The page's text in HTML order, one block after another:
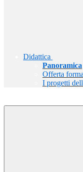
Didattica
Panoramica
Offerta
I progetti